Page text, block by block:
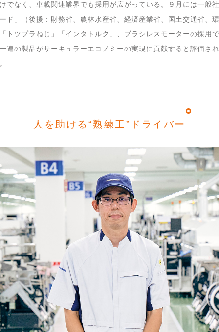
でなく、車載関連業界でも採用が広がっている。９月には一般
ド」（後援：財務省、農林水産省、経済産業省、国土交通省、
トツプラねじ」「インタトルク」、ブラシレスモーターの採用
連の製品がサーキュラーエコノミーの実現に貢献すると評価さ
人を助ける“熟練工”ドライバー